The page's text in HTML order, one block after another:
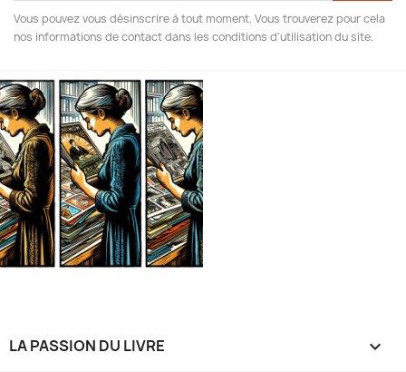
Vous pouvez vous désinscrire à tout moment. Vous trouverez pour cela
nos informations de contact dans les conditions d'utilisation du site.
LA PASSION DU LIVRE 